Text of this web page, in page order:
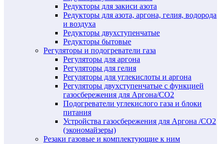
Редукторы для закиси азота
Редукторы для азота, аргона, гелия, водорода
и воздуха
Редукторы двухступенчатые
Редукторы бытовые
Регуляторы и подогреватели газа
Регуляторы для аргона
Регуляторы для гелия
Регуляторы для углекислоты и аргона
Регуляторы двухступенчатые c функцией
газосбережения для Аргона/СО2
Подогреватели углекислого газа и блоки
питания
Устройства газосбережения для Аргона /СО2
(экономайзеры)
Резаки газовые и комплектующие к ним